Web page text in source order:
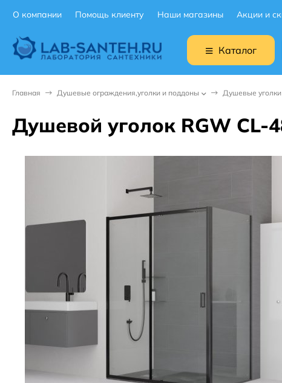
О компании Помощь клиенту Наши магазины Акции и
Каталог
Главная Душевые ограждения,уголки и поддоны Душевые уголки
Душевой уголок RGW CL-